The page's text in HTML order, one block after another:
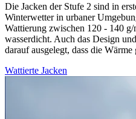
Die Jacken der Stufe 2 sind in
Winterwetter in urbaner
Wattierung zwischen 120 - 140
wasserdicht. Auch das Design
darauf ausgelegt, dass die
Wattierte Jacken